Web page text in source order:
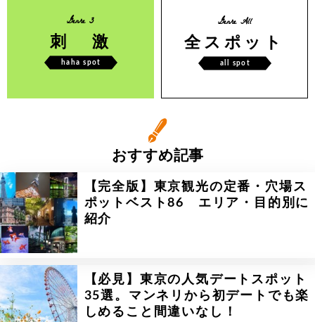
Genre 3
刺 激
haha spot
Genre All
全スポット
all spot
おすすめ記事
【完全版】東京観光の定番・穴場ス
ポットベスト86 エリア・目的別に
紹介
【必見】東京の人気デートスポット
35選。マンネリから初デートでも楽
しめること間違いなし！